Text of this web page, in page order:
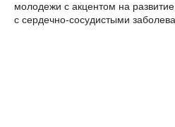
молодежи с акцентом на
с сердечно-сосудистыми